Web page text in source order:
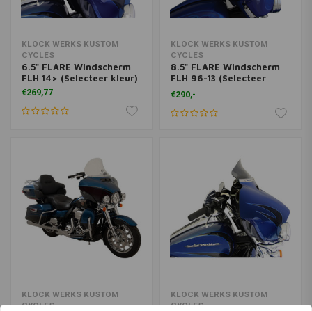
KLOCK WERKS KUSTOM
CYCLES
6.5" FLARE Windscherm
FLH 14> (Selecteer kleur)
€269,77
KLOCK WERKS KUSTOM
CYCLES
8.5" FLARE Windscherm
FLH 96-13 (Selecteer
kleur)
€290,-
KLOCK WERKS KUSTOM
CYCLES
KLOCK WERKS KUSTOM
CYCLES